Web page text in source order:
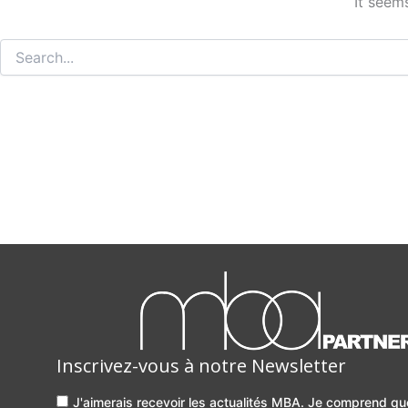
Inscrivez-vous à notre Newsletter
J'aimerais recevoir les actualités MBA. Je comprend